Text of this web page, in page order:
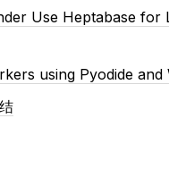
Use Heptabase
using Pyodide and